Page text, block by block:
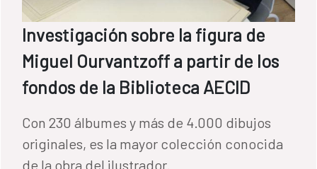
Investigación sobre la figura de
Miguel Ourvantzoff a partir de los
fondos de la Biblioteca AECID
Con 230 álbumes y más de 4.000 dibujos
originales, es la mayor colección conocida
de la obra del ilustrador.